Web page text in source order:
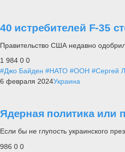
40 истребителей F-35
Правительство США недавно
1 984 0 0
#Джо Байден #НАТО #ООН #Сергей
6 февраля 2024Украина
Ядерная политика или
Если бы не глупость украинского
986 0 0